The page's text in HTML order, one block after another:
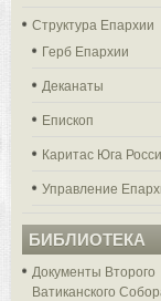
Структура Епархии
Герб Епархии
Деканаты
Епископ
Каритас Юга
Управление
БИБЛИОТЕКА
Документы Второго
Ватиканского